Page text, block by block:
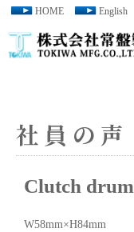
HOME English
社員の声
Clutch drum
W58mm×H84mm